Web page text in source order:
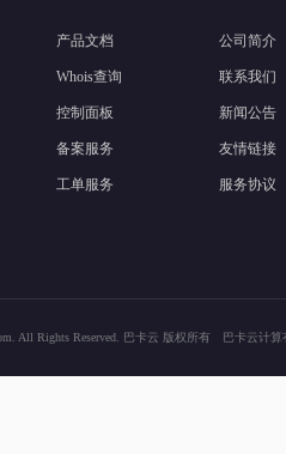
产品文档
Whois查询
控制面板
备案服务
工单服务
公司简介
联系我们
新闻公告
友情链接
服务协议
All Rights Reserved. 巴卡云 版权所有 巴卡云计